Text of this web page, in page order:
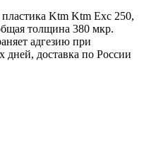
Ktm Ktm Exc 250,
толщина 380 мкр.
адгезию при
доставка по России